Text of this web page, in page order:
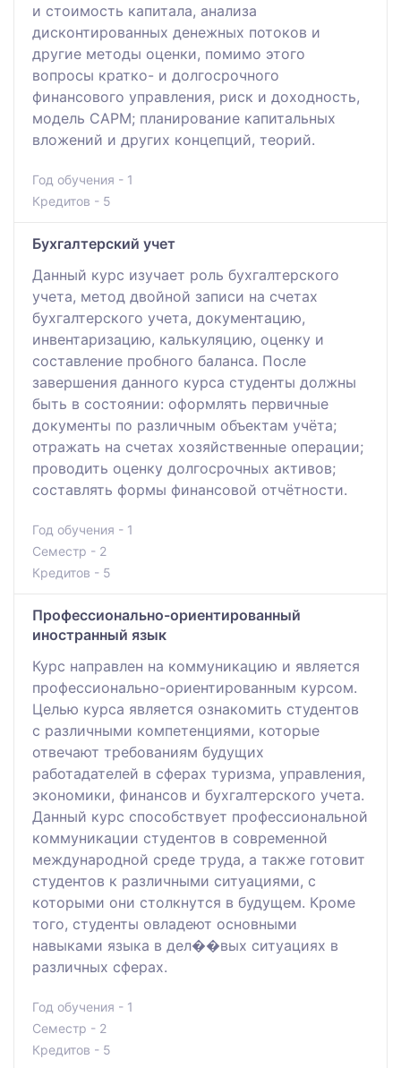
и стоимость капитала, анализа
дисконтированных денежных потоков и
другие методы оценки, помимо этого
вопросы кратко- и долгосрочного
финансового управления, риск и доходность,
модель САРМ; планирование капитальных
вложений и других концепций, теорий.
Год обучения - 1
Кредитов - 5
Бухгалтерский учет
Данный курс изучает роль бухгалтерского
учета, метод двойной записи на счетах
бухгалтерского учета, документацию,
инвентаризацию, калькуляцию, оценку и
составление пробного баланса. После
завершения данного курса студенты должны
быть в состоянии: оформлять первичные
документы по различным объектам учёта;
отражать на счетах хозяйственные операции;
проводить оценку долгосрочных активов;
составлять формы финансовой отчётности.
Год обучения - 1
Семестр - 2
Кредитов - 5
Профессионально-ориентированный
иностранный язык
Курс направлен на коммуникацию и является
профессионально-ориентированным курсом.
Целью курса является ознакомить студентов
с различными компетенциями, которые
отвечают требованиям будущих
работадателей в сферах туризма, управления,
экономики, финансов и бухгалтерского учета.
Данный курс способствует профессиональной
коммуникации студентов в современной
международной среде труда, а также готовит
студентов к различными ситуациями, с
которыми они столкнутся в будущем. Кроме
того, студенты овладеют основными
навыками языка в дел��вых ситуациях в
различных сферах.
Год обучения - 1
Семестр - 2
Кредитов - 5